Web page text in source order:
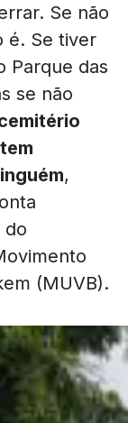
Se não
é. Se tiver
Parque das
se não
,
do
(MUVB).